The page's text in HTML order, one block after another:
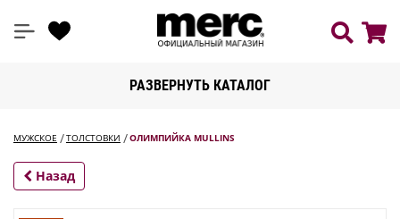
РАЗВЕРНУТЬ КАТАЛОГ
МУЖСКОЕ ТОЛСТОВКИ ОЛИМПИЙКА MULLINS
Назад